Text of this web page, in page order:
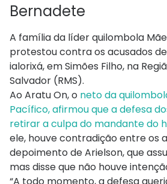
Bernadete
A família da líder quilombola
protestou contra os acusados
ialorixá, em Simões Filho, na
Salvador (RMS).
Ao Aratu On, o neto da
Pacífico, afirmou que a defesa
retirar a culpa do mandante do
ele, houve contradição entre os
depoimento de Arielson, que
mas disse que não houve
“A todo momento, a defesa